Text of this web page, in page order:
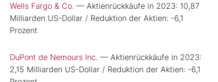
Wells Fargo & Co. — Aktienrückkäufe in 2023: 10,87
Milliarden US-Dollar / Reduktion der Aktien: -6,1
Prozent
DuPont de Nemours Inc. — Aktienrückkäufe in 2023:
2,15 Milliarden US-Dollar / Reduktion der Aktien: -6,1